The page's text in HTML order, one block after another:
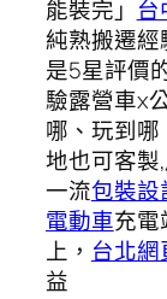
能裝完」 台
純熟搬遷經
是5星評價
驗露營車x
哪、玩到
地也可客製
一流包裝設
電動車充電
上， 台北網
益